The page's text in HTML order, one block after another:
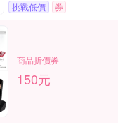
挑戰低價 券
商品折價券
150元